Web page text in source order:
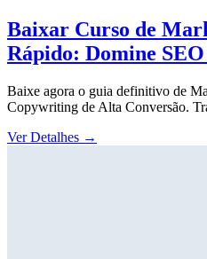
Baixar Curso de
Rápido: Domine
Baixe agora o guia definitivo de
Copywriting de Alta Conversão.
Ver Detalhes →